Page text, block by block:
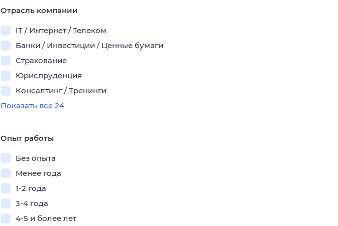
Отрасль компании
IT / Интернет / Телеком
Банки / Инвестиции / Ценные бумаги
Страхование
Юриспруденция
Консалтинг / Тренинги
Показать все 24
Опыт работы
Без опыта
Менее года
1-2 года
3-4 года
4-5 и более лет